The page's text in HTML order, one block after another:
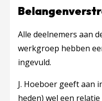
Alle deelnemers aan
werkgroep hebben
ingevuld.
J. Hoeboer geeft aan
heden) wel een